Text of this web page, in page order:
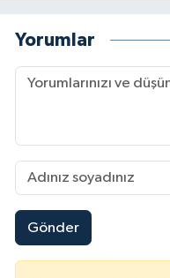
Yorumlar
Gönder